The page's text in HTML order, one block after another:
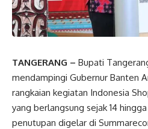
TANGERANG – Bupati
mendampingi Gubernur Banten
rangkaian kegiatan Indonesia
yang berlangsung sejak 14
penutupan digelar di